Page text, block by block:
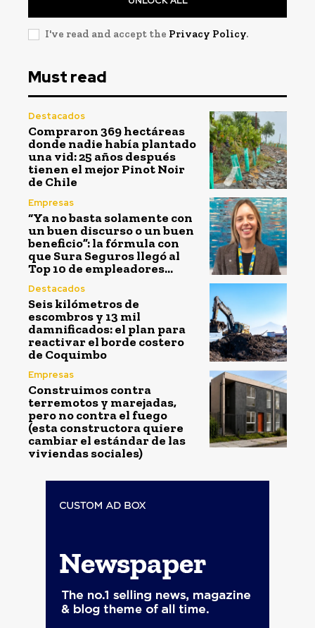
I've read and accept the Privacy Policy.
Must read
Destacados
Compraron 369 hectáreas
donde nadie había plantado
una vid: 25 años después
tienen el mejor Pinot Noir
de Chile
Empresas
“Ya no basta solamente con
un buen discurso o un buen
beneficio”: la fórmula con
que Sura Seguros llegó al
Top 10 de empleadores...
Destacados
Seis kilómetros de
escombros y 13 mil
damnificados: el plan para
reactivar el borde costero
de Coquimbo
Empresas
Construimos contra
terremotos y marejadas,
pero no contra el fuego
(esta constructora quiere
cambiar el estándar de las
viviendas sociales)